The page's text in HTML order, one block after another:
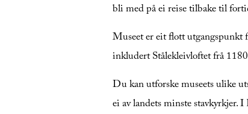
bli med på ei reise tilbake til
Museet er eit flott utgangspunkt
inkludert Stålekleivloftet frå
Du kan utforske museets ulike
ei av landets minste stavkyrkjer.